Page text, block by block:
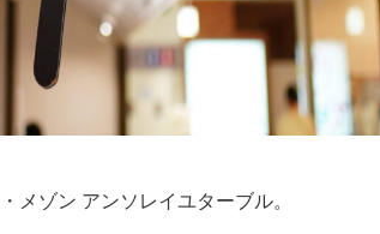
メゾン アンソレイユターブル。